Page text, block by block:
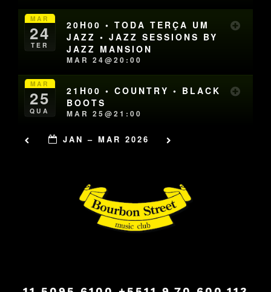
MAR
24
TER
20H00 • TODA TERÇA UM
JAZZ • JAZZ SESSIONS BY
JAZZ MANSION
MAR 24@20:00
MAR
25
QUA
21H00 • COUNTRY • BLACK
BOOTS
MAR 25@21:00
JAN – MAR 2026